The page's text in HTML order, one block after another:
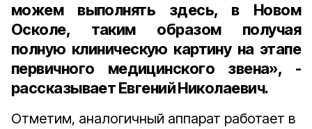
можем выполнять здесь, в Новом
Осколе, таким образом получая
полную клиническую картину на этапе
первичного медицинского звена», -
рассказывает Евгений Николаевич.
Отметим, аналогичный аппарат работает в